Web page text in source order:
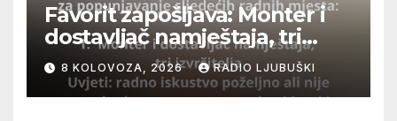
Favorit zapošljava: Monter i
dostavljač namještaja, tri
izvršitelja
8 KOLOVOZA, 2026 RADIO LJUBUŠKI